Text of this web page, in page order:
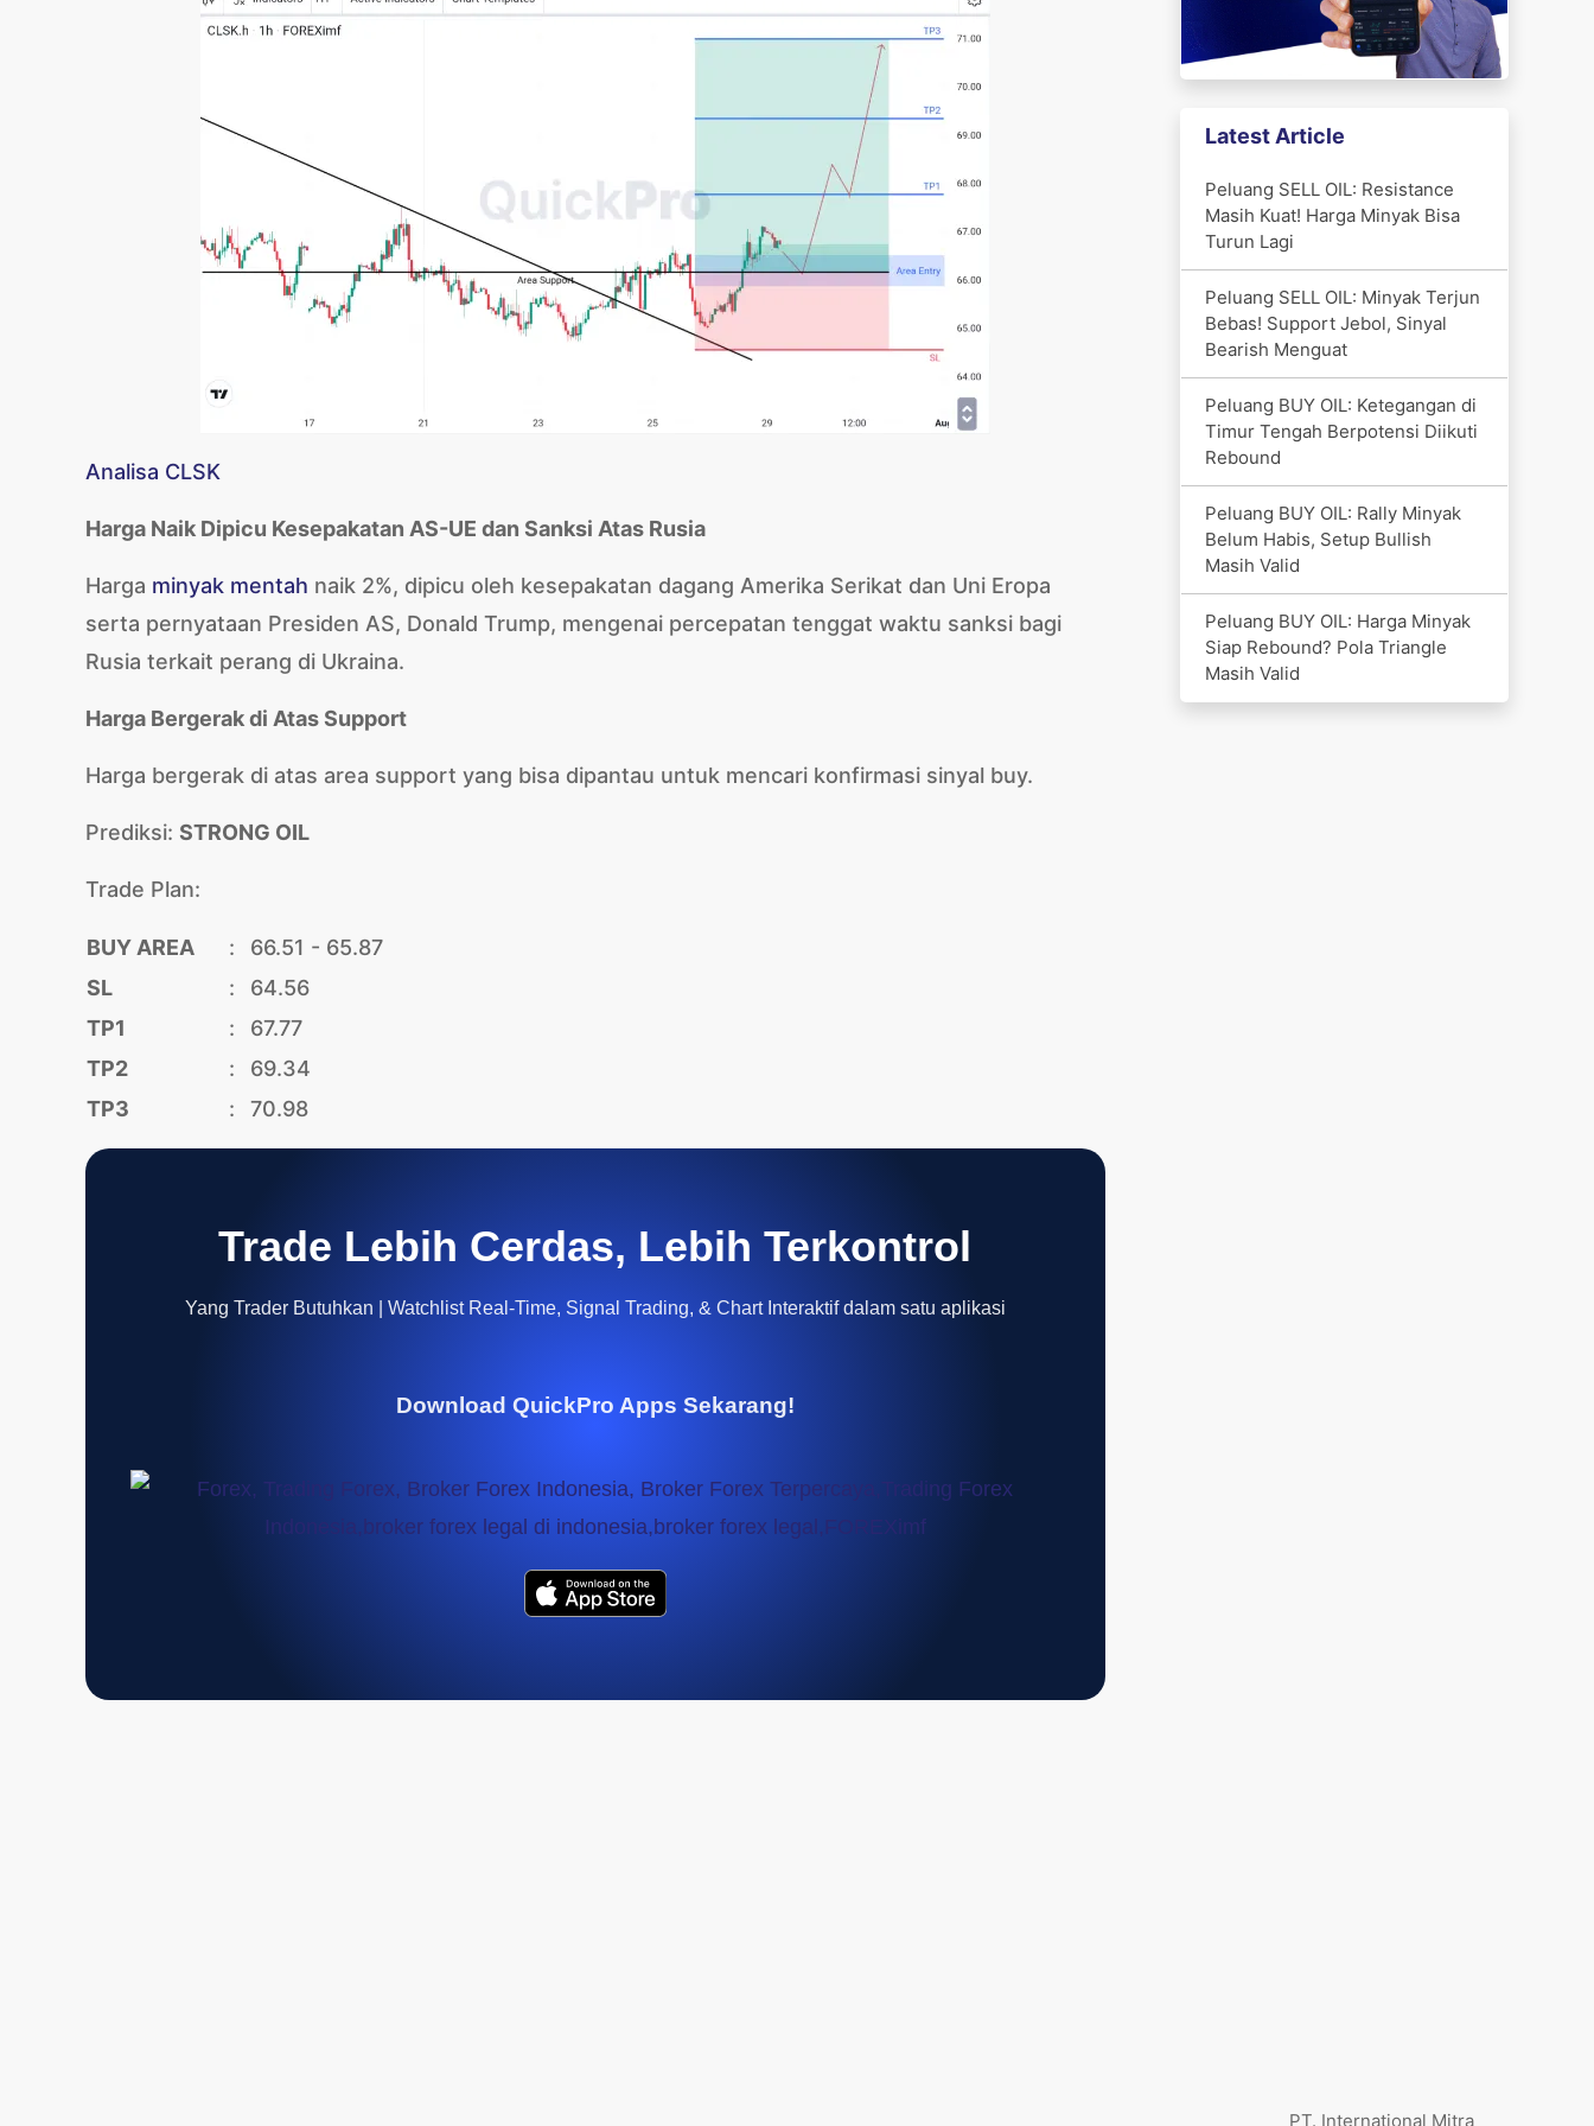
Analisa CLSK
Harga Naik Dipicu Kesepakatan AS-UE dan Sanksi Atas Rusia
Harga minyak mentah naik 2%, dipicu oleh kesepakatan dagang Amerika Serikat dan Uni Eropa
serta pernyataan Presiden AS, Donald Trump, mengenai percepatan tenggat waktu sanksi bagi
Rusia terkait perang di Ukraina.
Harga Bergerak di Atas Support
Harga bergerak di atas area support yang bisa dipantau untuk mencari konfirmasi sinyal buy.
Prediksi: STRONG OIL
Trade Plan:
BUY AREA :
66.51 - 65.87
SL
:
64.56
TP1
:
67.77
TP2
:
69.34
TP3
: 70.98
Trade Lebih Cerdas, Lebih Terkontrol
Yang Trader Butuhkan | Watchlist Real-Time, Signal Trading, & Chart Interaktif dalam satu aplikasi
Download QuickPro Apps Sekarang!
Latest Article
Peluang SELL OIL: Resistance
Masih Kuat! Harga Minyak Bisa
Turun Lagi
Peluang SELL OIL: Minyak Terjun
Bebas! Support Jebol, Sinyal
Bearish Menguat
Peluang BUY OIL: Ketegangan di
Timur Tengah Berpotensi Diikuti
Rebound
Peluang BUY OIL: Rally Minyak
Belum Habis, Setup Bullish
Masih Valid
Peluang BUY OIL: Harga Minyak
Siap Rebound? Pola Triangle
Masih Valid
PT. International Mitra